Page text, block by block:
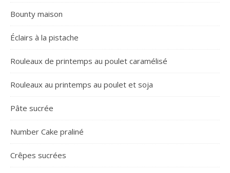
Bounty maison
Éclairs à la pistache
Rouleaux de printemps au poulet caramélisé
Rouleaux au printemps au poulet et soja
Pâte sucrée
Number Cake praliné
Crêpes sucrées